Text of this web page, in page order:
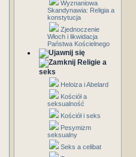
Wyznaniowa
Skandynawia: Religia a
konstytucja
Zjednoczenie
Włoch i likwidacja
Państwa Kościelnego
Religie a
seks
Heloiza i Abelard
Kościół a
seksualność
Kościół i seks
Pesymizm
seksualny
Seks a celibat